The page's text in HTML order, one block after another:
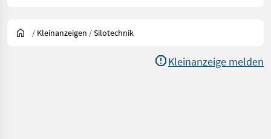
/ Kleinanzeigen /Silotechnik
Kleinanzeige melden